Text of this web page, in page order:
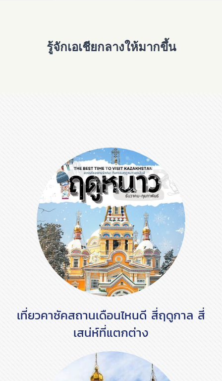
รู้จักเอเชียกลางให้มากขึ้น
เที่ยวคาซัคสถานเดือนไหนดี สี่ฤดูกาล สี่
เสน่ห์ที่แตกต่าง